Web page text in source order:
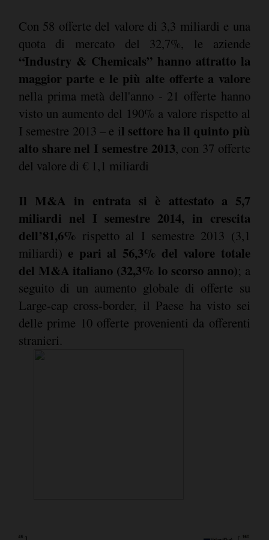
Con 58 offerte del valore di 3,3 miliardi e una
quota di mercato del 32,7%, le aziende
“Industry & Chemicals” hanno attratto la
maggior parte e le più alte offerte a valore
nella prima metà dell'anno - 21 offerte hanno
visto un aumento del 190% a valore rispetto al
I semestre 2013 – e il settore ha il quinto più
alto share nel I semestre 2013, con 37 offerte
del valore di € 1,1 miliardi
Il M&A in entrata si è attestato a 5,7
miliardi nel I semestre 2014, in crescita
dell’81,6% rispetto al I semestre 2013 (3,1
miliardi) e pari al 56,3% del valore totale
del M&A italiano (32,3% lo scorso anno); a
seguito di un aumento globale di offerte su
Large-cap cross-border, il Paese ha visto sei
delle prime 10 offerte provenienti da offerenti
stranieri.